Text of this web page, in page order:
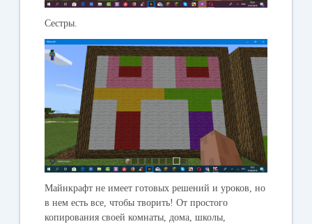
Сестры.
Майнкрафт не имеет готовых решений и уроков, но
в нем есть все, чтобы творить! От простого
копирования своей комнаты, дома, школы,